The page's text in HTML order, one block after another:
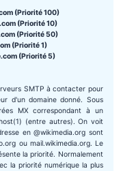
(Priorité 100)
(Priorité 10)
(Priorité 50)
(Priorité 1)
(Priorité 5)
SMTP à contacter pour
d'un domaine donné. Sous
MX correspondant à un
(entre autres). On voit
en @wikimedia.org sont
ou mail.wikimedia.org. Le
la priorité. Normalement
la priorité numérique la plus